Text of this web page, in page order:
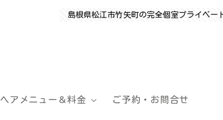
島根県松江市竹矢町の完全個室プライベー
ヘアメニュー＆料金 ご予約・お問合せ